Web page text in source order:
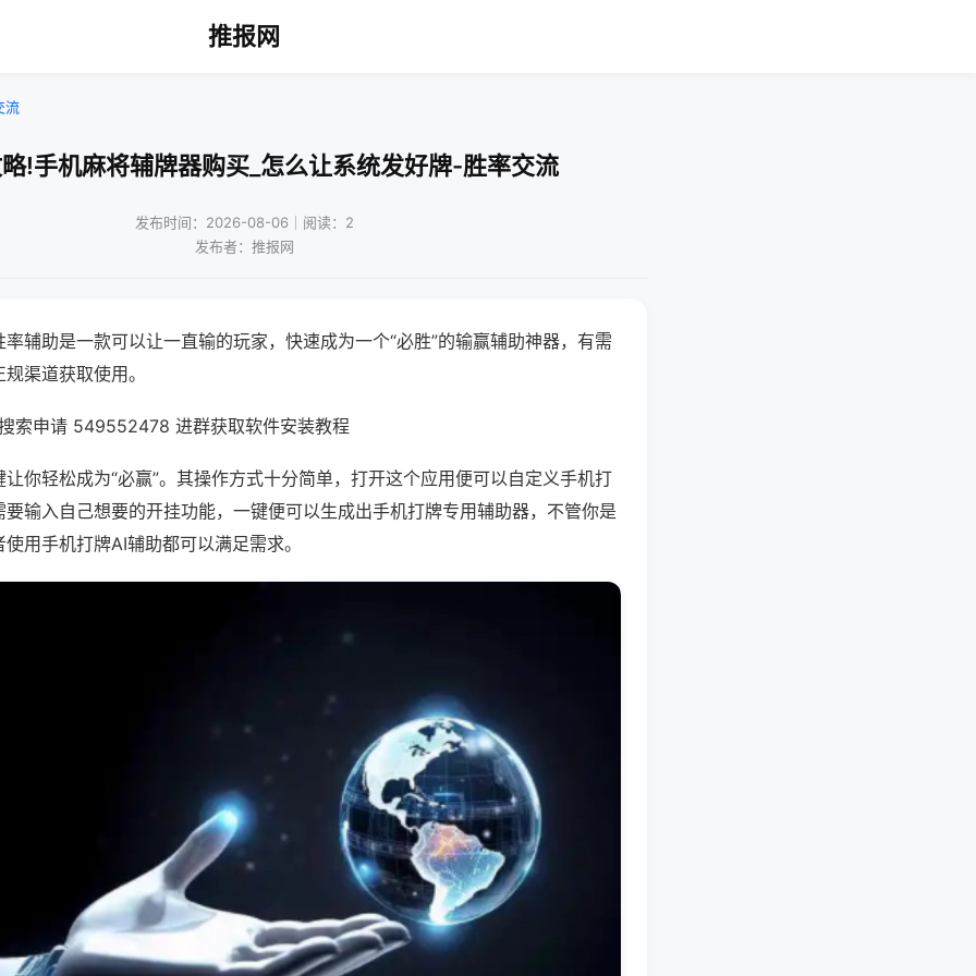
推报网
流
!手机麻将辅牌器购买_怎么让系统发好牌-胜率交流
发布时间：2026-08-06｜阅读：2
发布者：推报网
辅助是一款可以让一直输的玩家，快速成为一个“必胜”的输赢辅助神器，有需
渠道获取使用。
索申请 549552478 进群获取软件安装教程
你轻松成为“必赢”。其操作方式十分简单，打开这个应用便可以自定义手机打
输入自己想要的开挂功能，一键便可以生成出手机打牌专用辅助器，不管你是
用手机打牌AI辅助都可以满足需求。